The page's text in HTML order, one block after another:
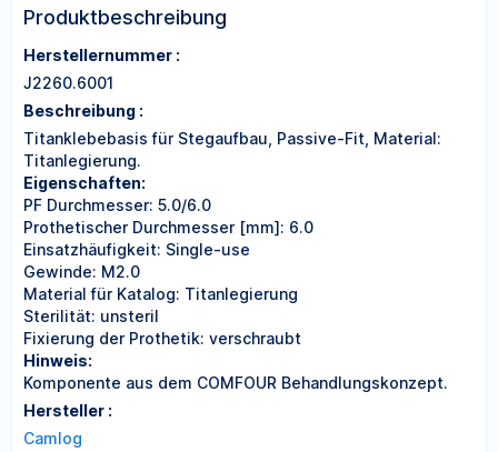
Produktbeschreibung
Herstellernummer :
J2260.6001
Beschreibung :
Titanklebebasis für Stegaufbau, Passive-Fit, Material:
Titanlegierung.
Eigenschaften:
PF Durchmesser: 5.0/6.0
Prothetischer Durchmesser [mm]: 6.0
Einsatzhäufigkeit: Single-use
Gewinde: M2.0
Material für Katalog: Titanlegierung
Sterilität: unsteril
Fixierung der Prothetik: verschraubt
Hinweis:
Komponente aus dem COMFOUR Behandlungskonzept.
Hersteller :
Camlog